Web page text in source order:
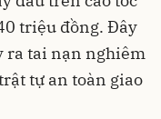
triệu đồng. Đây
ra tai nạn nghiêm
tự an toàn giao